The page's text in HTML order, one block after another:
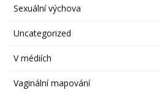
Sexuální výchova
Uncategorized
V médiích
Vaginální mapování